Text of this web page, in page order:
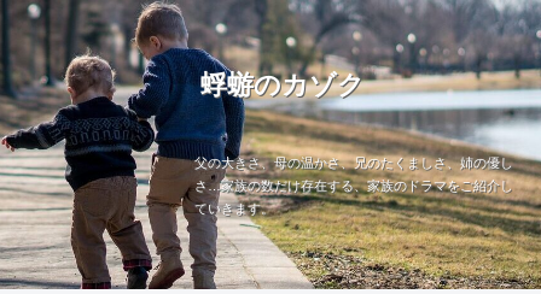
蜉蝣のカゾク
父の大きさ、母の温かさ、兄のたくましさ、姉の優し
さ…家族の数だけ存在する、家族のドラマをご紹介し
ていきます。